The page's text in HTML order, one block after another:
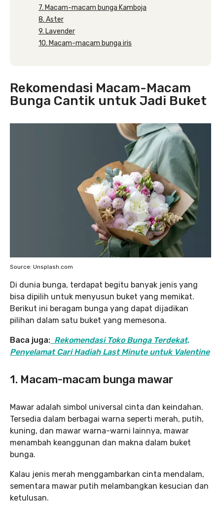
7. Macam-macam bunga Kamboja
8. Aster
9. Lavender
10. Macam-macam bunga iris
Rekomendasi Macam-Macam
Bunga Cantik untuk Jadi Buket
Source: Unsplash.com
Di dunia bunga, terdapat begitu banyak jenis yang
bisa dipilih untuk menyusun buket yang memikat.
Berikut ini beragam bunga yang dapat dijadikan
pilihan dalam satu buket yang memesona.
Baca juga: Rekomendasi Toko Bunga Terdekat,
Penyelamat Cari Hadiah Last Minute untuk Valentine
1. Macam-macam bunga mawar
Mawar adalah simbol universal cinta dan keindahan.
Tersedia dalam berbagai warna seperti merah, putih,
kuning, dan mawar warna-warni lainnya, mawar
menambah keanggunan dan makna dalam buket
bunga.
Kalau jenis merah menggambarkan cinta mendalam,
sementara mawar putih melambangkan kesucian dan
ketulusan.